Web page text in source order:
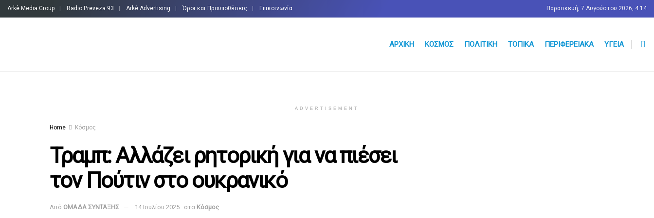
Arkè Media Group Radio Preveza 93 Arkè Advertising Όροι και Προϋποθέσεις Επικοινωνία Παρασκευή, 7 Αυγούστου 2026, 4:14
ΑΡΧΙΚΉ ΚΌΣΜΟΣ ΠΟΛΙΤΙΚΉ ΤΟΠΙΚΆ ΠΕΡΙΦΕΡΕΙΑΚΆ ΥΓΕΊΑ
ADVERTISEMENT
Home Κόσμος
Τραμπ: Αλλάζει ρητορική για να πιέσει
τον Πούτιν στο ουκρανικό
Από ΟΜΑΔΑ ΣΥΝΤΑΞΗΣ 14 Ιουλίου 2025 στα Κόσμος